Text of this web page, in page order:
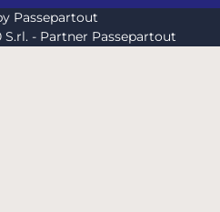
Passepartout
- Partner Passepartout